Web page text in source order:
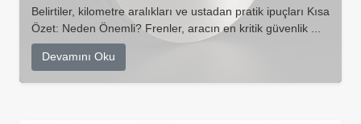
Belirtiler, kilometre aralıkları ve ustadan pratik ipuçları Kısa
Özet: Neden Önemli? Frenler, aracın en kritik güvenlik ...
Devamını Oku